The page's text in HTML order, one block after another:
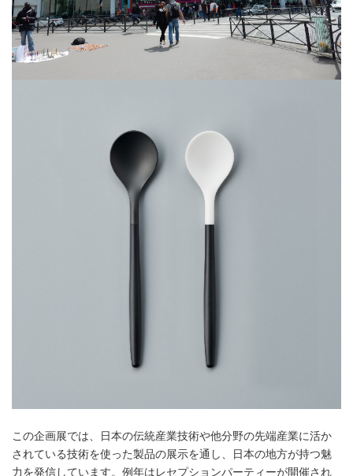
この企画展では、日本の伝統産業技術や他分野の先端産業に活か
されている技術を使った製品の展示を通し、日本の地方が持つ魅
力を発信しています。例年はレセプションパーティーが開催され